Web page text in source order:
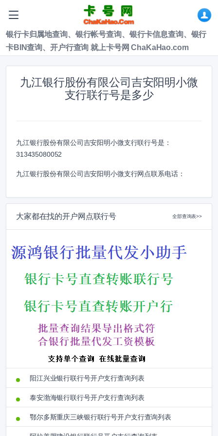
银行卡归属地查询、银行帐号查询、银行卡信息查询、银行
卡BIN查询、开户行查询 就上卡号网 ChaKaHao.com
九江银行股份有限公司吉安阳明小微
支行联行号是多少
九江银行股份有限公司吉安阳明小微支行联行号是：
313435080052
九江银行股份有限公司吉安阳明小微支行网点联系电话：
大家都在找的开户网点联行号 全部查询表>>
阳江兴业银行联行号开户支行查询列表
泰安渤海银行联行号开户支行查询列表
鄂尔多斯重庆三峡银行联行号开户支行查询列表